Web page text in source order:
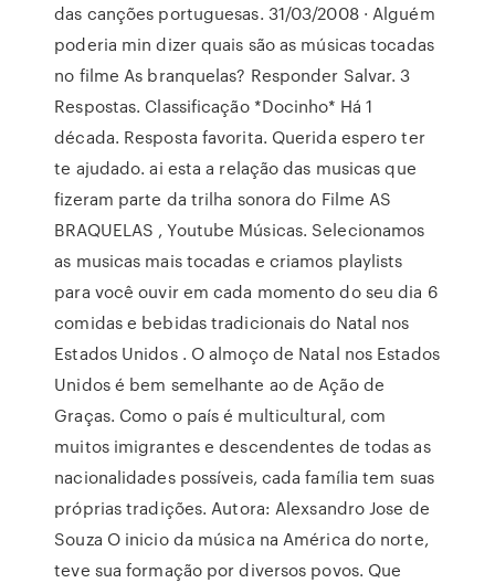
das canções portuguesas. 31/03/2008 · Alguém
poderia min dizer quais são as músicas tocadas
no filme As branquelas? Responder Salvar. 3
Respostas. Classificação *Docinho* Há 1
década. Resposta favorita. Querida espero ter
te ajudado. ai esta a relação das musicas que
fizeram parte da trilha sonora do Filme AS
BRAQUELAS , Youtube Músicas. Selecionamos
as musicas mais tocadas e criamos playlists
para você ouvir em cada momento do seu dia 6
comidas e bebidas tradicionais do Natal nos
Estados Unidos . O almoço de Natal nos Estados
Unidos é bem semelhante ao de Ação de
Graças. Como o país é multicultural, com
muitos imigrantes e descendentes de todas as
nacionalidades possíveis, cada família tem suas
próprias tradições. Autora: Alexsandro Jose de
Souza O inicio da música na América do norte,
teve sua formação por diversos povos. Que